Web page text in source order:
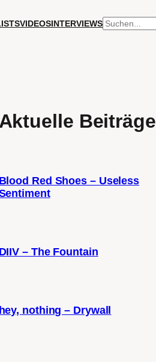
VIDEOSINTERVIEWSSUCHEN
Aktuelle Beiträge
Blood Red Shoes – Useless
DIIV – The Fountain
hey, nothing – Drywall